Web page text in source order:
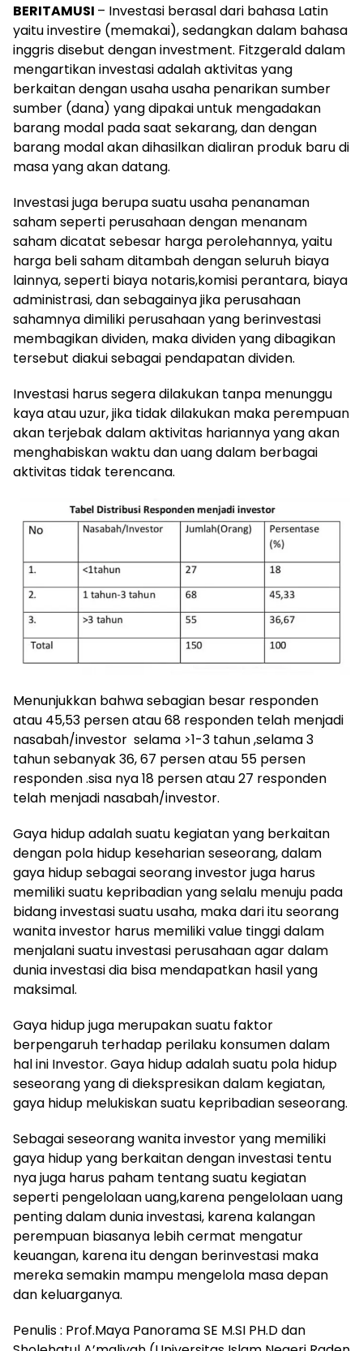
BERITAMUSI – Investasi berasal dari bahasa Latin
yaitu investire (memakai), sedangkan dalam bahasa
inggris disebut dengan investment. Fitzgerald dalam
mengartikan investasi adalah aktivitas yang
berkaitan dengan usaha usaha penarikan sumber
sumber (dana) yang dipakai untuk mengadakan
barang modal pada saat sekarang, dan dengan
barang modal akan dihasilkan dialiran produk baru di
masa yang akan datang.
Investasi juga berupa suatu usaha penanaman
saham seperti perusahaan dengan menanam
saham dicatat sebesar harga perolehannya, yaitu
harga beli saham ditambah dengan seluruh biaya
lainnya, seperti biaya notaris,komisi perantara, biaya
administrasi, dan sebagainya jika perusahaan
sahamnya dimiliki perusahaan yang berinvestasi
membagikan dividen, maka dividen yang dibagikan
tersebut diakui sebagai pendapatan dividen.
Investasi harus segera dilakukan tanpa menunggu
kaya atau uzur, jika tidak dilakukan maka perempuan
akan terjebak dalam aktivitas hariannya yang akan
menghabiskan waktu dan uang dalam berbagai
aktivitas tidak terencana.
Menunjukkan bahwa sebagian besar responden
atau 45,53 persen atau 68 responden telah menjadi
nasabah/investor selama >1-3 tahun ,selama 3
tahun sebanyak 36, 67 persen atau 55 persen
responden .sisa nya 18 persen atau 27 responden
telah menjadi nasabah/investor.
Gaya hidup adalah suatu kegiatan yang berkaitan
dengan pola hidup keseharian seseorang, dalam
gaya hidup sebagai seorang investor juga harus
memiliki suatu kepribadian yang selalu menuju pada
bidang investasi suatu usaha, maka dari itu seorang
wanita investor harus memiliki value tinggi dalam
menjalani suatu investasi perusahaan agar dalam
dunia investasi dia bisa mendapatkan hasil yang
maksimal.
Gaya hidup juga merupakan suatu faktor
berpengaruh terhadap perilaku konsumen dalam
hal ini Investor. Gaya hidup adalah suatu pola hidup
seseorang yang di diekspresikan dalam kegiatan,
gaya hidup melukiskan suatu kepribadian seseorang.
Sebagai seseorang wanita investor yang memiliki
gaya hidup yang berkaitan dengan investasi tentu
nya juga harus paham tentang suatu kegiatan
seperti pengelolaan uang,karena pengelolaan uang
penting dalam dunia investasi, karena kalangan
perempuan biasanya lebih cermat mengatur
keuangan, karena itu dengan berinvestasi maka
mereka semakin mampu mengelola masa depan
dan keluarganya.
Penulis : Prof.Maya Panorama SE M.SI PH.D dan